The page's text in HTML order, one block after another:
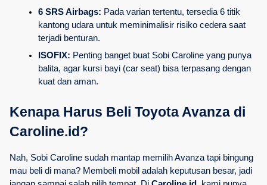
6 SRS Airbags: Pada varian tertentu, tersedia 6 titik
kantong udara untuk meminimalisir risiko cedera saat
terjadi benturan.
ISOFIX: Penting banget buat Sobi Caroline yang punya
balita, agar kursi bayi (car seat) bisa terpasang dengan
kuat dan aman.
Kenapa Harus Beli Toyota Avanza di
Caroline.id?
Nah, Sobi Caroline sudah mantap memilih Avanza tapi bingung
mau beli di mana? Membeli mobil adalah keputusan besar, jadi